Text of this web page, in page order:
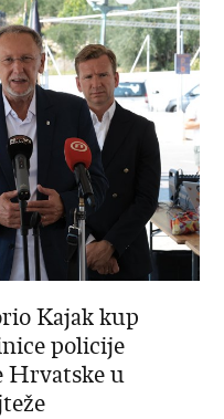
Kajak kup
policije
Hrvatske u